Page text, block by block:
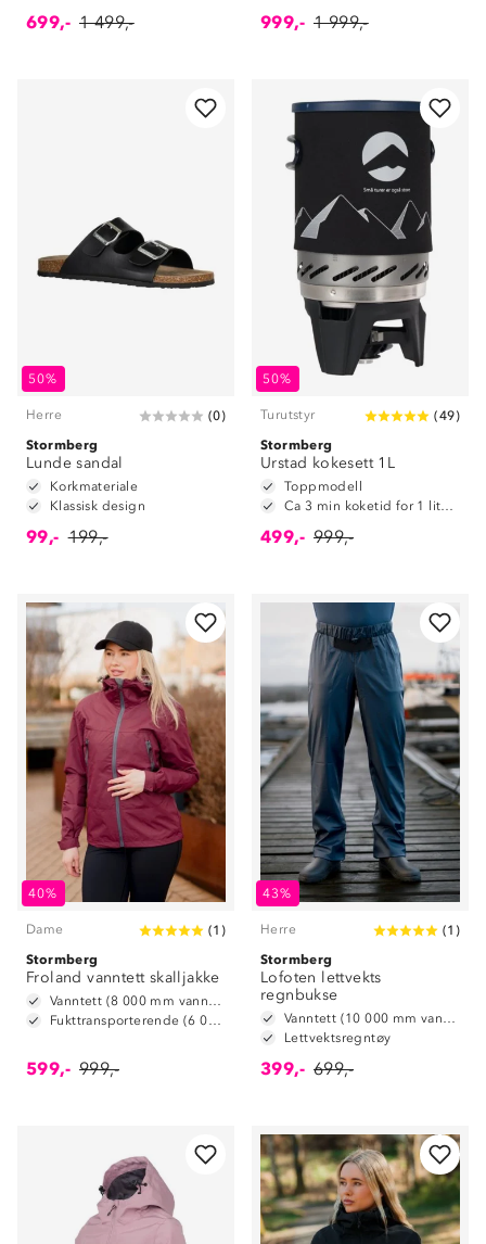
699,- 1 499,- 999,- 1 999,-
50%
Herre (0)
Stormberg
Lunde sandal
Korkmateriale
Klassisk design
99,- 199,-
50%
Turutstyr (49)
Stormberg
Urstad kokesett 1L
Toppmodell
Ca 3 min koketid for 1 liter vann
499,- 999,-
40%
Dame (1 )
Stormberg
Froland vanntett skalljakke
Vanntett (8 000 mm vannsøyle)
Fukttransporterende (6 000 g/m2/24t)
599,- 999,-
43%
Herre (1 )
Stormberg
Lofoten lettvekts
regnbukse
Vanntett (10 000 mm vannsøyle)
Lettvektsregntøy
399,- 699,-